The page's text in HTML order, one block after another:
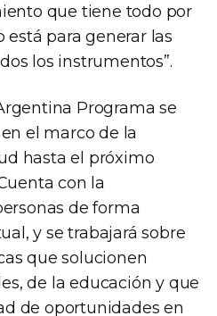
que tiene todo por
está para generar las
los instrumentos”.
Programa se
el marco de la
hasta el próximo
con la
de forma
y se trabajará sobre
que solucionen
de la educación y que
de oportunidades en